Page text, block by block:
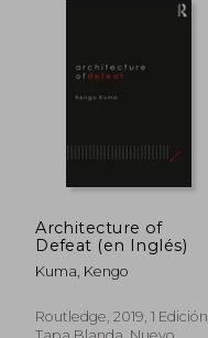
dcto.
Architecture of
Defeat (en Inglés)
Kuma, Kengo
Routledge, 2019, 1 Edición,